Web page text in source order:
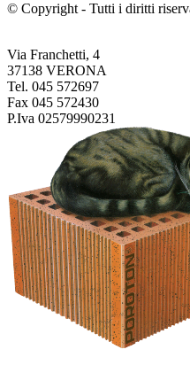
© Copyright - Tutti i diritti
Via Franchetti, 4
37138 VERONA
Tel. 045 572697
Fax 045 572430
P.Iva 02579990231